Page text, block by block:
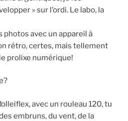
» sur l’ordi. Le labo, la
photos avec un appareil à
rétro, certes, mais tellement
prolixe numérique!
avec un rouleau 120, tu
embruns, du vent, de la